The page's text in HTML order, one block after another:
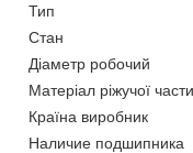
Тип
Стан
Діаметр робочий
Матеріал ріжучої
Країна виробник
Наличие подшипника